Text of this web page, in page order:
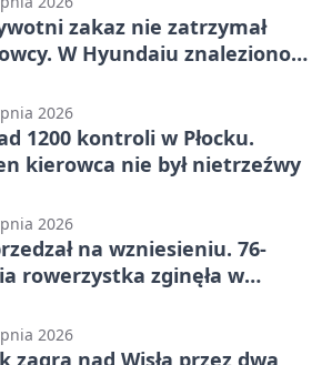
zakaz nie zatrzymał
W Hyundaiu znaleziono
2026
1200 kontroli w Płocku.
kierowca nie był nietrzeźwy
2026
na wzniesieniu. 76-
rowerzystka zginęła w
2026
zagra nad Wisłą przez dwa